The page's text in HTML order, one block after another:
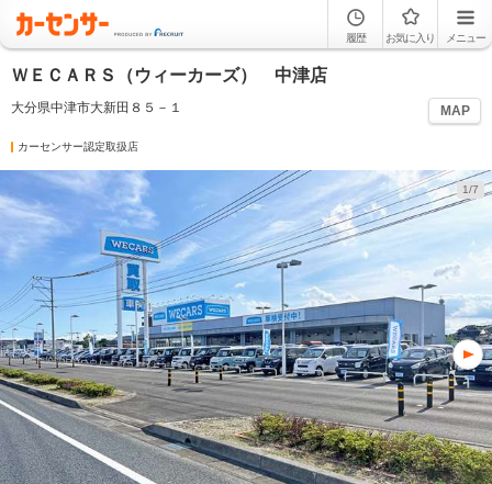
履歴 お気に入り メニュー
ＷＥＣＡＲＳ（ウィーカーズ） 中津店
大分県中津市大新田８５－１ MAP
カーセンサー認定取扱店
1/7